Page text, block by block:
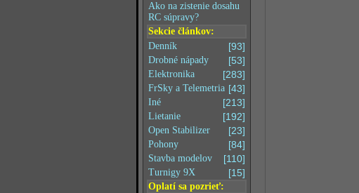
Ako na zistenie dosahu
RC súpravy?
Sekcie článkov:
[93]
Denník
[53]
Drobné nápady
[283]
Elektronika
[43]
FrSky a Telemetria
[213]
Iné
[192]
Lietanie
[23]
Open Stabilizer
[84]
Pohony
[110]
Stavba modelov
[15]
Turnigy 9X
Oplatí sa pozrieť: